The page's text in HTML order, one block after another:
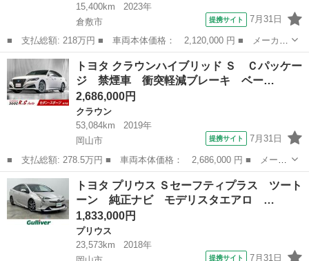
15,400km
2023年
倉敷市
提携サイト 7月31日
■ 支払総額: 218万円 ■ 車両本体価格： 2,120,000 円 ■ メーカー
名： トヨタ ■ 車種名： シエンタ ■ グレード名： ハイブリッ
ドＧ セーフティセンス バックカメラ 両側電動スライドドア Ｅ
ＴＣ 前後...
岡山 倉敷市 シエンタ
トヨタ クラウンハイブリッド Ｓ Ｃパッケー
ジ 禁煙車 衝突軽減ブレーキ ベー…
2,686,000円
クラウン
53,084km
2019年
岡山市
提携サイト 7月31日
■ 支払総額: 278.5万円 ■ 車両本体価格： 2,686,000 円 ■ メーカ
ー名： トヨタ ■ 車種名： クラウンハイブリッド ■ グレード
名： Ｓ Ｃパッケージ 禁煙車 衝突軽減ブレーキ ベージュ革シ
ート 純正...
岡山 岡山市 クラウン
トヨタ プリウス Ｓセーフティプラス ツート
ーン 純正ナビ モデリスタエアロ …
1,833,000円
プリウス
23,573km
2018年
提携サイト 7月31日